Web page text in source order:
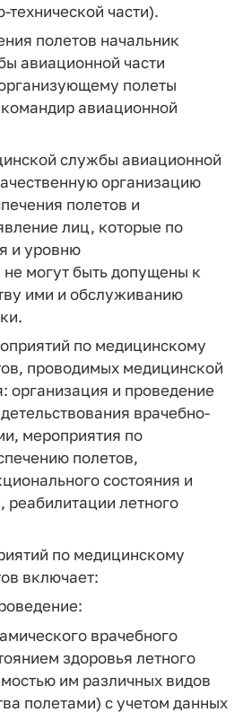
части).
полетов начальник
авиационной части
полеты
авиационной
службы авиационной
организацию
полетов и
лиц, которые по
и уровню
не могут быть допущены к
ими и обслуживанию
по медицинскому
проводимых медицинской
организация и проведение
врачебно-
мероприятия по
полетов,
состояния и
реабилитации летного
по медицинскому
включает:
врачебного
здоровья летного
им различных видов
полетами) с учетом данных